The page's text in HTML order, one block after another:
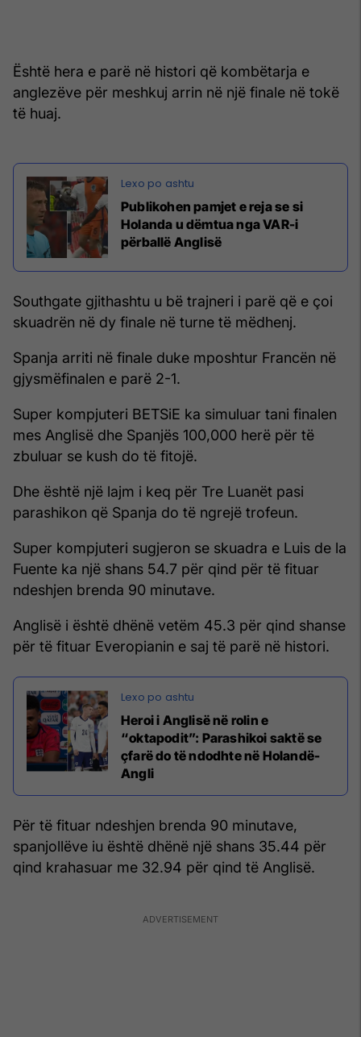
Është hera e parë në histori që kombëtarja e
anglezëve për meshkuj arrin në një finale në tokë
të huaj.
Publikohen pamjet e reja se si
Holanda u dëmtua nga VAR-i
përballë Anglisë
Southgate gjithashtu u bë trajneri i parë që e çoi
skuadrën në dy finale në turne të mëdhenj.
Spanja arriti në finale duke mposhtur Francën në
gjysmëfinalen e parë 2-1.
Super kompjuteri BETSiE ka simuluar tani finalen
mes Anglisë dhe Spanjës 100,000 herë për të
zbuluar se kush do të fitojë.
Dhe është një lajm i keq për Tre Luanët pasi
parashikon që Spanja do të ngrejë trofeun.
Super kompjuteri sugjeron se skuadra e Luis de la
Fuente ka një shans 54.7 për qind për të fituar
ndeshjen brenda 90 minutave.
Anglisë i është dhënë vetëm 45.3 për qind shanse
për të fituar Everopianin e saj të parë në histori.
Heroi i Anglisë në rolin e
“oktapodit”: Parashikoi saktë se
çfarë do të ndodhte në Holandë-
Angli
Për të fituar ndeshjen brenda 90 minutave,
spanjollëve iu është dhënë një shans 35.44 për
qind krahasuar me 32.94 për qind të Anglisë.